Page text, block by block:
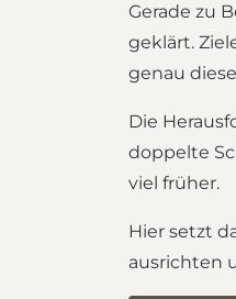
Gerade zu
geklärt.
genau
Die
doppelte
viel früher.
Hier setzt
ausrichten